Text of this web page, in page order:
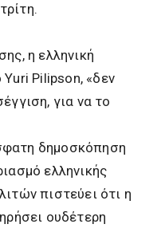
η ελληνική
Pilipson, «δεν
για να το
δημοσκόπηση
ελληνικής
πιστεύει ότι η
ουδέτερη